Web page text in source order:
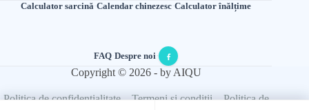
Calculator sarcină·Calendar chinezesc·Calculator înălțime
FAQ·Despre noi·
Copyright © 2026 - by AIQU
Politica de confidențialitate Termeni și condiții
Politica de